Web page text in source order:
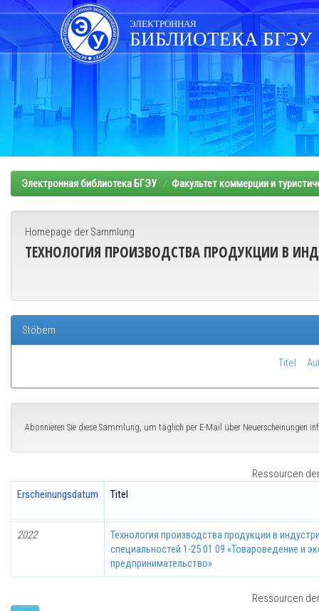
Skip
navigation
ЭЛЕКТРОННАЯ
БИБЛИОТЕКА БГЭУ
Электронная библиотека БГЭУ Факультет коммерции и
Homepage der Sammlung
ТЕХНОЛОГИЯ ПРОИЗВОДСТВА ПРОДУКЦИИ В
Stöbern
Titel
Abonnieren Sie diese Sammlung, um täglich per E-Mail über Neuerscheinungen
Ressourcen
Erscheinungsdatum
Titel
2022
Технология производства продукции в
специальностей 1-25 01 09 «Товароведение и
предпринимательство»
Ressourcen